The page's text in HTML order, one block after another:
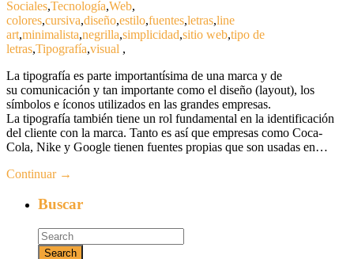
Sociales,Tecnología,Web,
colores,cursiva,diseño,estilo,fuentes,letras,line
art,minimalista,negrilla,simplicidad,sitio web,tipo de
letras,Tipografía,visual ,
La tipografía es parte importantísima de una marca y de
su comunicación y tan importante como el diseño (layout), los
símbolos e íconos utilizados en las grandes empresas.
La tipografía también tiene un rol fundamental en la identificación
del cliente con la marca. Tanto es así que empresas como Coca-
Cola, Nike y Google tienen fuentes propias que son usadas en…
Continuar →
Buscar